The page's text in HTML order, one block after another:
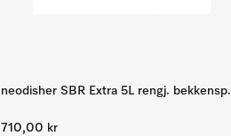
neodisher SBR Extra 5L rengj. bekkensp.
710,00 kr